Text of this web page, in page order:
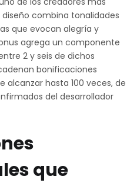
combina tonalidades
que evocan alegría y
agrega un componente
2 y seis de dichos
bonificaciones
alcanzar hasta 100 veces, de
del desarrollador
que